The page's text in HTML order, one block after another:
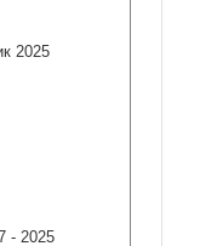
2025
- 2025